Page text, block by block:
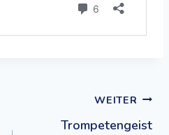
WEITER
Trompetengeist